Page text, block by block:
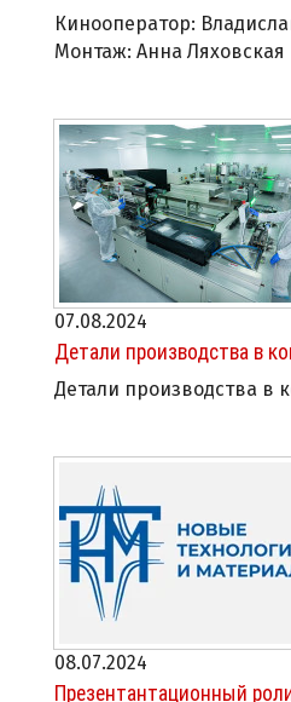
Кинооператор:
Монтаж: Анна Ляховская
07.08.2024
Детали производства в
Детали производства в
08.07.2024
Презентантационный